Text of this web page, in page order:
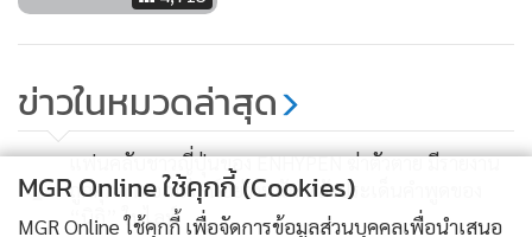
ข่าวในหมวดล่าสุด
1
แฟนคลับชาวญี่ปุ่นของ ENHYPEN ฆ่าตัวตาย มีรายงาน
ถูกคุกคามออนไลน์อย่างหนัก หลังประเด็นคำพูดของ
“นิกิ” ในไลฟ์
MGR Online ใช้คุกกี้ (Cookies)
MGR Online ใช้คุกกี้ เพื่อจัดการข้อมูลส่วนบุคคลเพื่อนำเสนอ